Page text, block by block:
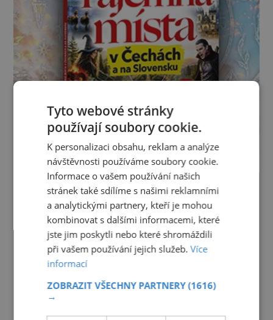
Tyto webové stránky
používají soubory cookie.
K personalizaci obsahu, reklam a analýze
návštěvnosti používáme soubory cookie.
Informace o vašem používání našich
stránek také sdílíme s našimi reklamními
a analytickými partnery, kteří je mohou
kombinovat s dalšími informacemi, které
jste jim poskytli nebo které shromáždili
při vašem používání jejich služeb.Více
informací
ZOBRAZIT VŠECHNY PARTNERY(1616)
→